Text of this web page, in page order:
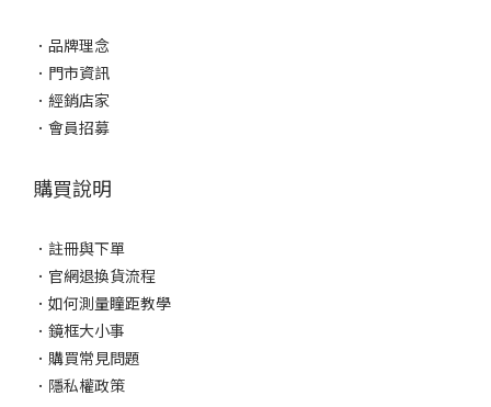
． 品牌理念
． 門市資訊
． 經銷店家
． 會員招募
購買說明
． 註冊與下單
． 官網退換貨流程
． 如何測量瞳距教學
． 鏡框大小事
． 購買常見問題
． 隱私權政策